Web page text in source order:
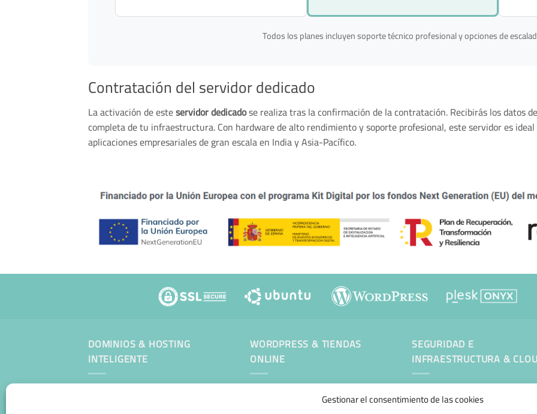
Gestionar el consentimiento de las cookies
Todos los planes incluyen soporte técnico profesional y opciones de
Contratación del servidor dedicado
La activación de esteservidor dedicadose realiza tras la confirmación de la contratación. Recibirás los datos
completa de tu infraestructura. Con hardware de alto rendimiento y soporte profesional, este servidor es
aplicaciones empresariales de gran escala en India y Asia-Pacífico.
DOMINIOS & HOSTING
INTELIGENTE
WORDPRESS & TIENDAS
ONLINE
Mantenimiento Web WordPress
SEGURIDAD E
INFRAESTRUCTURA &